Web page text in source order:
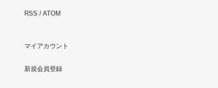
RSS / ATOM
マイアカウント
新規会員登録